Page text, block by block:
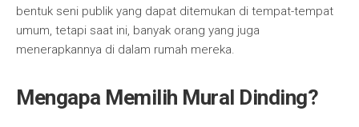
bentuk seni publik yang dapat ditemukan di tempat-tempat
umum, tetapi saat ini, banyak orang yang juga
menerapkannya di dalam rumah mereka.
Mengapa Memilih Mural Dinding?